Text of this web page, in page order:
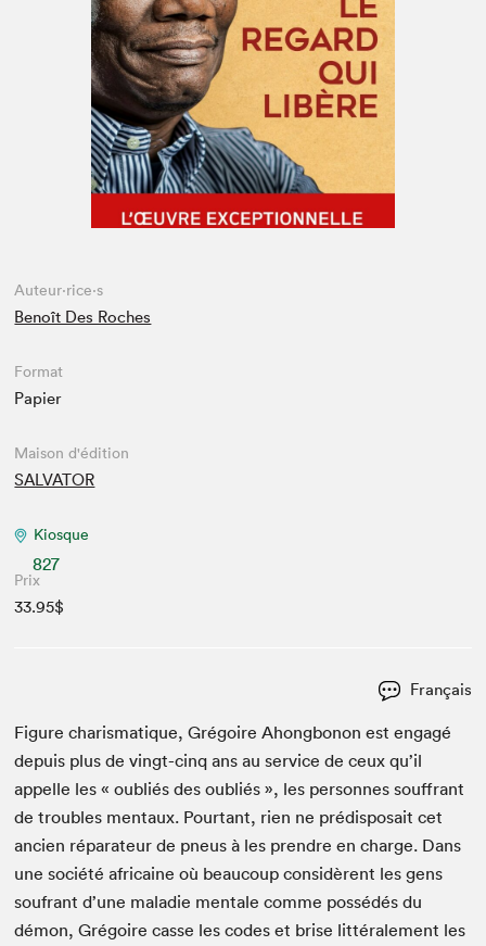
Espace enseignant·e·s
Espace pro
Auteur·rice·s
Benoît Des Roches
Format
Papier
Maison d'édition
SALVATOR
Kiosque
827
Prix
33.95$
Français
Fig­ure charis­ma­tique, Gré­goire Ahong­bonon est engagé
depuis plus de vingt-cinq ans au ser­vice de ceux qu’il
appelle les « oubliés des oubliés », les per­son­nes souf­frant
de trou­bles men­taux. Pour­tant, rien ne prédis­po­sait cet
ancien répara­teur de pneus à les pren­dre en charge. Dans
une société africaine où beau­coup con­sid­èrent les gens
soufrant d’une mal­adie men­tale comme pos­sédés du
démon, Gré­goire casse les codes et brise lit­térale­ment les